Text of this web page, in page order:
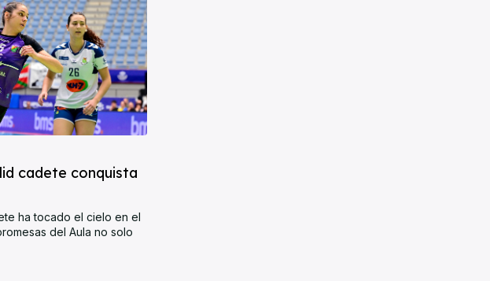
cadete conquista
ha tocado el cielo en el
del Aula no solo